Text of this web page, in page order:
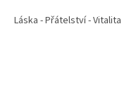
Láska - Přátelství - Vitalita